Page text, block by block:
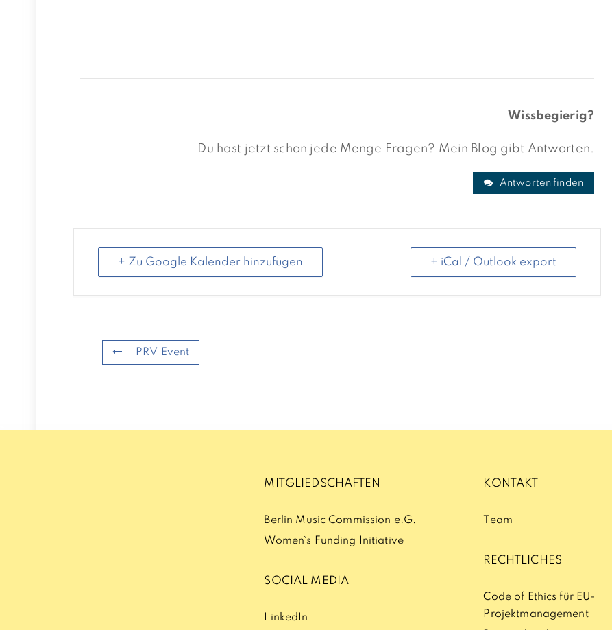
Wissbegierig?
Du hast jetzt schon jede Menge Fragen? Mein Blog gibt Antworten.
Antworten finden
+ Zu Google Kalender hinzufügen + iCal / Outlook export
PRV Event
MITGLIEDSCHAFTEN
Berlin Music Commission e.G.
Women`s Funding Initiative
SOCIAL MEDIA
LinkedIn
KONTAKT
Team
RECHTLICHES
Code of Ethics für EU-
Projektmanagement